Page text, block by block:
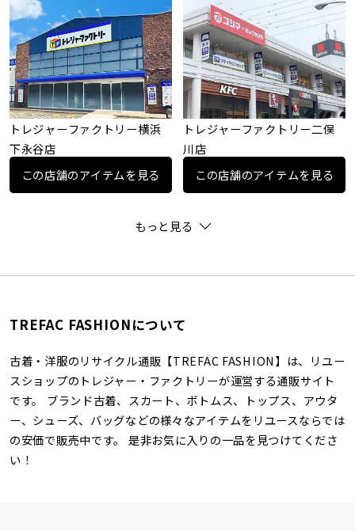
トレジャーファクトリー横浜
下永谷店
この店舗のアイテムを見る
トレジャーファクトリー二俣
川店
この店舗のアイテムを見る
もっと見る
TREFAC FASHIONについて
古着・洋服のリサイクル通販【TREFAC FASHION】は、リユー
スショップのトレジャー・ファクトリーが運営する通販サイト
です。 ブランド古着、スカート、ボトムス、トップス、アウタ
ー、シューズ、バッグなどの様々なアイテムをリユースならでは
の安価で販売中です。 是非お気に入りの一品を見つけてくださ
い！